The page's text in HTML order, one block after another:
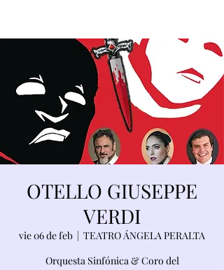
OTELLO GIUSEPPE
VERDI
vie 06 de feb
  |
TEATRO ÁNGELA PERALTA
Orquesta Sinfónica & Coro del